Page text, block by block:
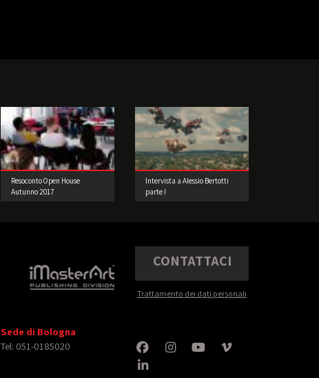
Resoconto Open House
Autunno 2017
Intervista a Alessio Bertotti
parte I
CONTATTACI
Trattamento dei dati personali
Sede di Bologna
Tel: 051-0185020